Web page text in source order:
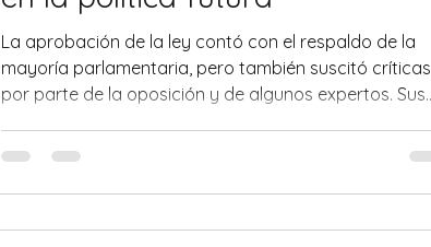
La aprobación de la ley contó con el respaldo de la
mayoría parlamentaria, pero también suscitó críticas
por parte de la oposición y de algunos expertos. Sus
gobiernos más sólidos y menos fragmentados,
rápidas y coherentes.